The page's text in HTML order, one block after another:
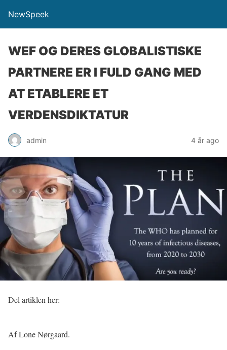
NewSpeek
WEF OG DERES GLOBALISTISKE
PARTNERE ER I FULD GANG MED
AT ETABLERE ET
VERDENSDIKTATUR
admin 4 år ago
Del artiklen her:
Af Lone Nørgaard.